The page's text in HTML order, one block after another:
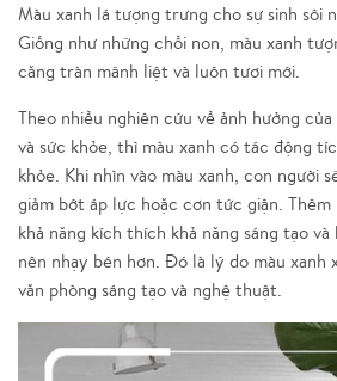
Màu xanh lá tượng trưng cho sự sinh sôi
Giống như những chồi non, màu xanh
căng tràn mãnh liệt và luôn tươi mới.
Theo nhiều nghiên cứu về ảnh hưởng
và sức khỏe, thì màu xanh có tác động
khỏe. Khi nhìn vào màu xanh, con người
giảm bớt áp lực hoặc cơn tức giận. Thêm
khả năng kích thích khả năng sáng tạo
nên nhạy bén hơn. Đó là lý do màu xanh
văn phòng sáng tạo và nghệ thuật.